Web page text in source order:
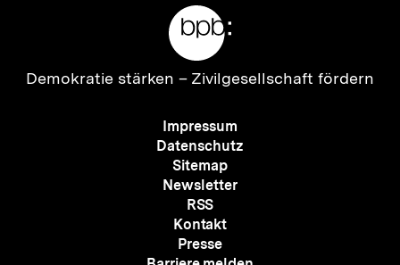
Zur
Demokratie stärken – Zivilgesellschaft fördern
Meta-
Navigation
Impressum
Datenschutz
Sitemap
Newsletter
RSS
Kontakt
Presse